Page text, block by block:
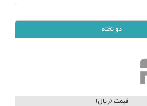
دو تخته
قیمت (ریال)